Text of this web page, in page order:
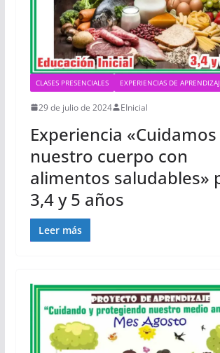
CLASES PRESENCIALES EXPERIENCIAS DE
29 de julio de 2024 EInicial
Experiencia «Cuidamos
nuestro cuerpo con
alimentos saludables»
3,4 y 5 años
Leer más